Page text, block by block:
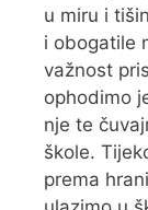
u miru i
i obogatile
važnost
ophodimo
nje te
škole.
prema